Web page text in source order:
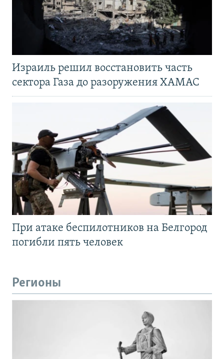
Израиль решил восстановить часть
сектора Газа до разоружения ХАМАС
При атаке беспилотников на Белгород
погибли пять человек
Регионы